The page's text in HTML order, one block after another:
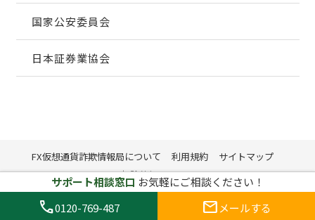
国家公安委員会
日本証券業協会
FX仮想通貨詐欺情報局について 利用規約
サイトマップ
削除依頼フォーム
© 2024 - 2026 FX仮想通貨詐欺情報局
サポート相談窓口 お気軽にご相談ください！
call0120-769-487 mail メールする